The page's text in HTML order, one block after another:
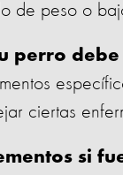
de peso o
perro
ciertas
si